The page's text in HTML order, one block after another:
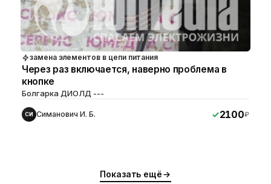
замена элементов в цепи питания
Через раз включается, наверно проблема в
кнопке
Болгарка ДИОЛД ---
СИ Симанович И. Б. 2100₽
Показать ещё